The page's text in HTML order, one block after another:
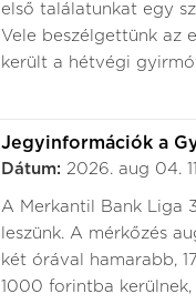
első találatunkat egy
Vele beszélgettünk az
került a hétvégi
Jegyinformációk a
Dátum: 2026. aug 04.
A Merkantil Bank Liga
leszünk. A mérkőzés
két órával hamarabb,
1000 forintba